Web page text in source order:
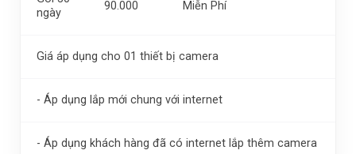
ngày
90.000 Miễn Phí
Giá áp dụng cho 01 thiết bị camera
- Áp dụng lắp mới chung với internet
- Áp dụng khách hàng đã có internet lắp thêm camera